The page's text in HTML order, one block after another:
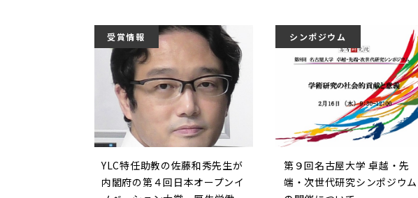
受賞情報
YLC特任助教の佐藤和秀先生が
内閣府の第４回日本オープンイ
シンポジウム
第９回名古屋大学 卓越・先
端・次世代研究シンポジウム